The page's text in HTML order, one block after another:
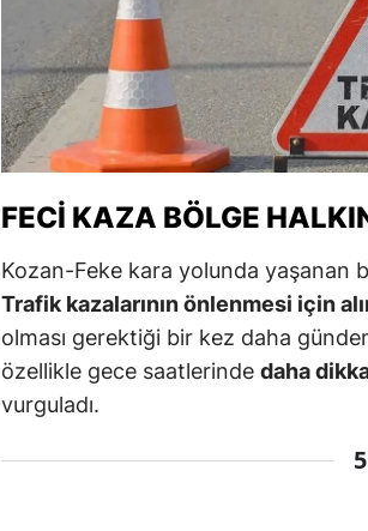
Yalova
Karabük
Kilis
FECI KAZA BÖLGE
Kozan-Feke kara yolunda yaşanan
Trafik kazalarının önlenmesi için
olması gerektiği bir kez daha
özellikle gece saatlerinde daha
vurguladı.